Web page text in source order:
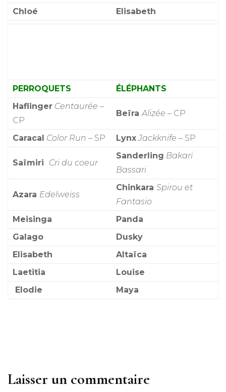
Chloé
Elisabeth
PERROQUETS
ÉLÉPHANTS
Haflinger Centaurée –
CP
BeïraAlizée – CP
Caracal Color Run – SP Lynx Jackknife – SP
Saïmiri Cri du coeur
Sanderling Bakari
Bassari
Azara Edelweiss
Chinkara Spirou et
Fantasio
Meisinga
Panda
Galago
Dusky
Elisabeth
Altaïca
Laetitia
Louise
Elodie
Maya
Laisser un commentaire